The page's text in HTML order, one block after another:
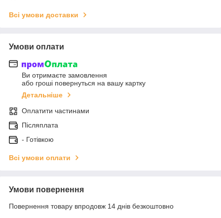
Всі умови доставки
Умови оплати
Ви отримаєте замовлення
або гроші повернуться на вашу картку
Детальніше
Оплатити частинами
Післяплата
- Готівкою
Всі умови оплати
Умови повернення
Повернення товару впродовж 14 днів безкоштовно